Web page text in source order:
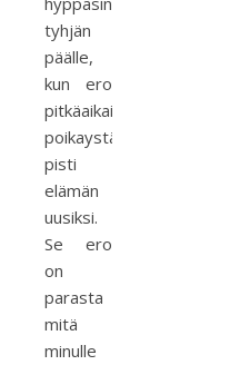
tyhjän
päälle,
kun ero
pitkäaikaisesta
poikaystävästä
pisti
elämän
uusiksi.
Se ero
on
parasta
mitä
minulle